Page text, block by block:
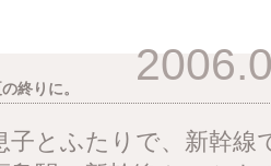
終りに。
子とふたりで、新幹線